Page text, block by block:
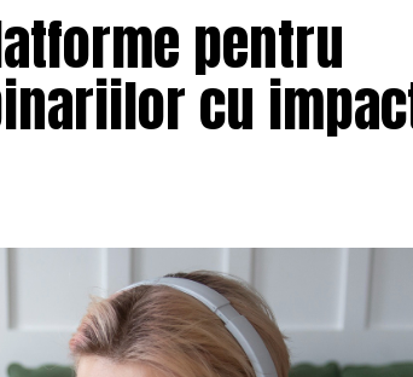
pentru
cu impact